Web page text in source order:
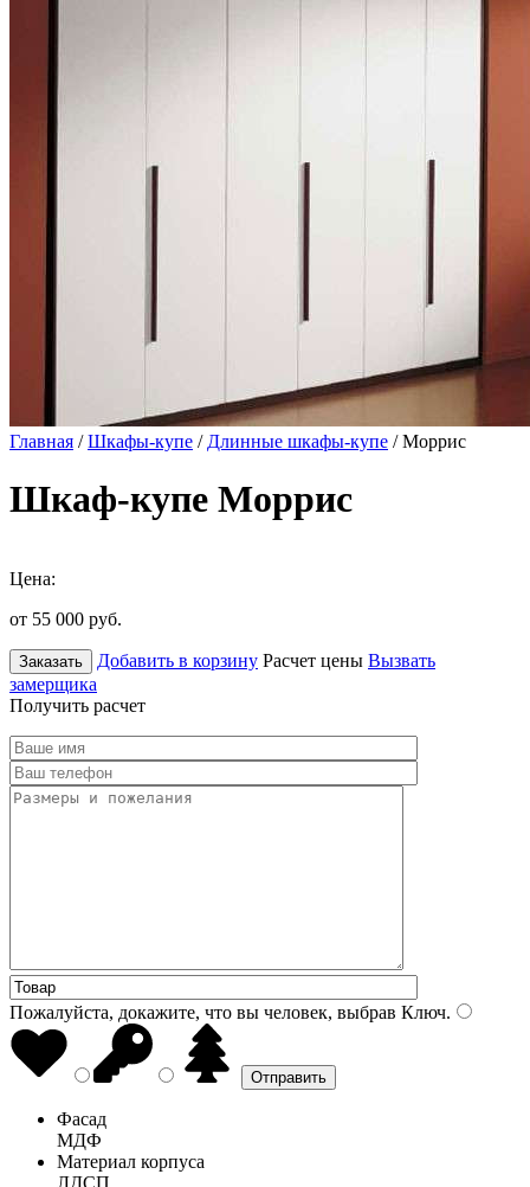
Главная /Шкафы-купе / Длинные шкафы-купе / Моррис
Шкаф-купе Моррис
Цена:
от 55 000 руб.
Заказать Добавить в корзину Расчет цены Вызвать
замерщика
Получить расчет
Пожалуйста, докажите, что вы человек, выбрав Ключ.
Фасад
МДФ
Материал корпуса
ЛДСП